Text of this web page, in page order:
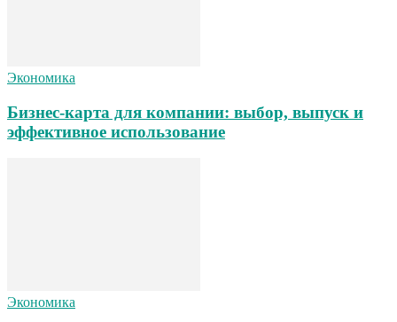
Экономика
Бизнес-карта для компании: выбор, выпуск и
эффективное использование
Экономика